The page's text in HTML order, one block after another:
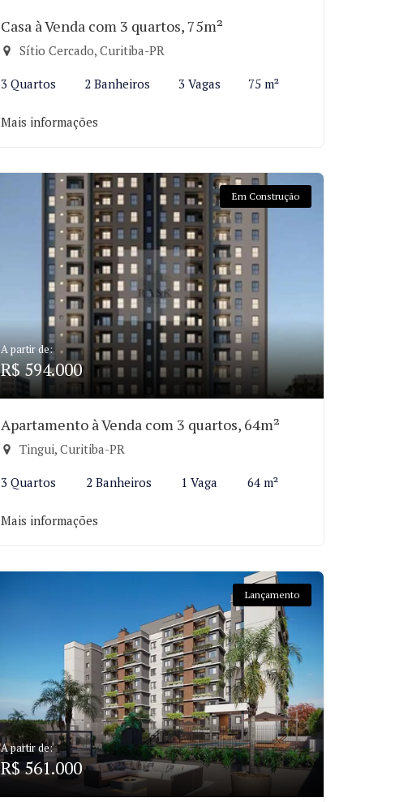
Casa à Venda com 3 quartos, 75m²
Sítio Cercado, Curitiba-PR
3 Quartos 2 Banheiros 3 Vagas 75 m²
Mais informações
Em Construção
A partir de:
R$ 594.000
Apartamento à Venda com 3 quartos, 64m²
Tingui, Curitiba-PR
3 Quartos 2 Banheiros 1 Vaga 64 m²
Mais informações
Lançamento
A partir de:
R$ 561.000